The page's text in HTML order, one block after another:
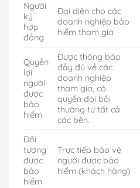
Người
ký
hợp
đồng
Đại diện cho các
doanh nghiệp bảo
hiểm tham gia
Quyền
lợi
người
được
bảo
hiểm
Được thông báo
đầy đủ về các
doanh nghiệp
tham gia, có
quyền đòi bồi
thường từ tất cả
các bên.
Đối
tượng
được
bảo
hiểm
Trực tiếp bảo vệ
người được bảo
hiểm (khách hàng)